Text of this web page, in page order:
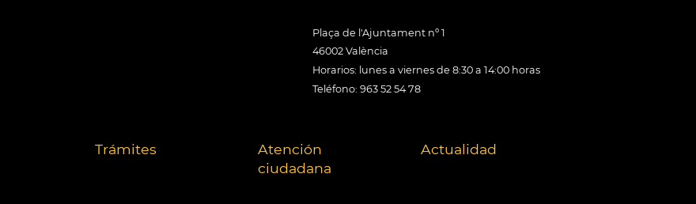
Plaça de l'Ajuntament nº 1
46002 València
Horarios: lunes a viernes de 8:30 a 14:00 horas
Teléfono: 963 52 54 78
Trámites
Atención
ciudadana
Actualidad